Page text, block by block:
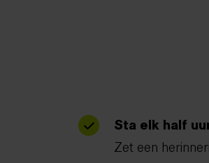
Sta elk half
Zet een